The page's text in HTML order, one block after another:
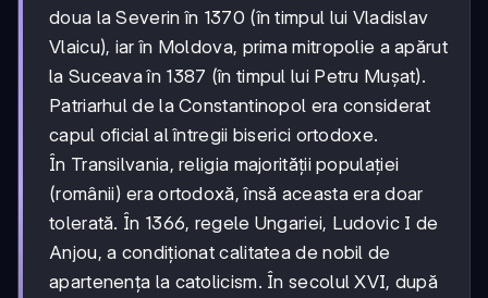
doua la Severin în 1370 (în timpul lui Vladislav
Vlaicu), iar în Moldova, prima mitropolie a apărut
la Suceava în 1387 (în timpul lui Petru Mușat).
Patriarhul de la Constantinopol era considerat
capul oficial al întregii biserici ortodoxe.
În Transilvania, religia majorității populației
(românii) era ortodoxă, însă aceasta era doar
tolerată. În 1366, regele Ungariei, Ludovic I de
Anjou, a condiționat calitatea de nobil de
apartenența la catolicism. În secolul XVI, după